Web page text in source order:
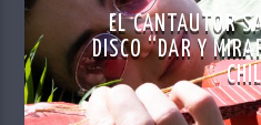
EL CANTAUTOR
DISCO “DAR Y